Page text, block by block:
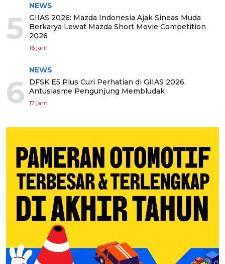
5
NEWS
GIIAS 2026: Mazda Indonesia Ajak Sineas Muda
Berkarya Lewat Mazda Short Movie Competition
2026
16 jam
6
NEWS
DFSK E5 Plus Curi Perhatian di GIIAS 2026,
Antusiasme Pengunjung Membludak
17 jam